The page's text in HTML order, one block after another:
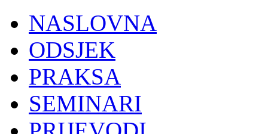
NASLOVNA
ODSJEK
PRAKSA
SEMINARI